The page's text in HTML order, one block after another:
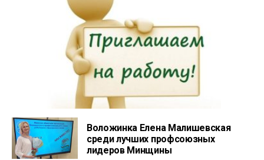
Воложинка Елена Малишевская
среди лучших профсоюзных
лидеров Минщины